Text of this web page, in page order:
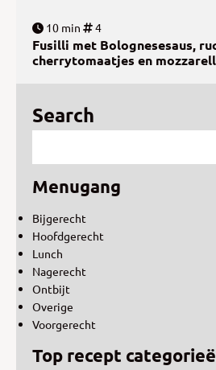
10 min 4
Fusilli met Bolognesesaus,
cherrytomaatjes en
Search
Menugang
Bijgerecht
Hoofdgerecht
Lunch
Nagerecht
Ontbijt
Overige
Voorgerecht
Top recept